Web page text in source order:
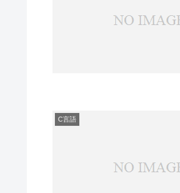
C言語